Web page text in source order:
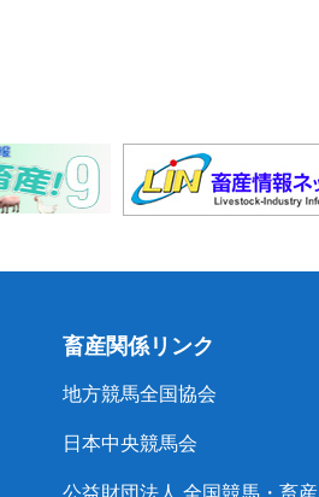
畜産関係リンク
地方競馬全国協会
日本中央競馬会
公益財団法人 全国競馬・畜産